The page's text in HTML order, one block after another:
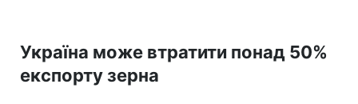
Україна може втратити понад 50%
експорту зерна